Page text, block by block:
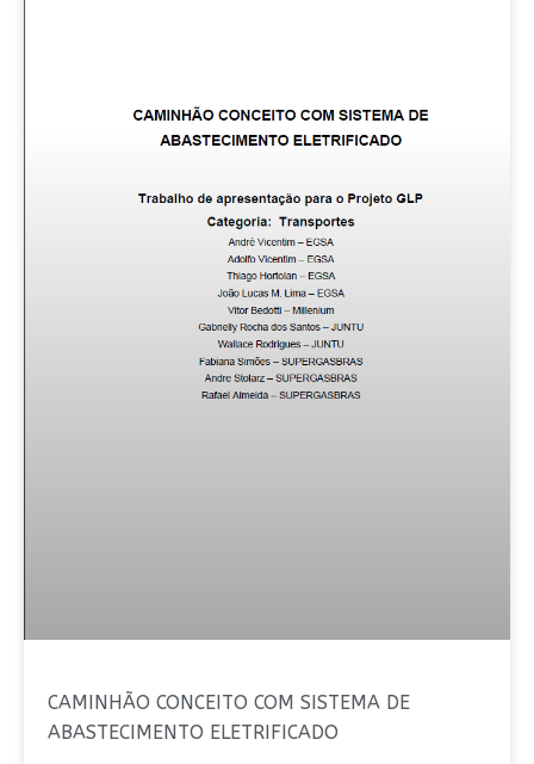
CAMINHÃO CONCEITO COM SISTEMA DE
ABASTECIMENTO ELETRIFICADO